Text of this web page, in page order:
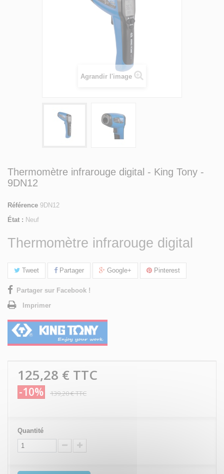
Agrandir l'image
Thermomètre infrarouge digital - King Tony -
9DN12
Référence 9DN12
État : Neuf
Thermomètre infrarouge digital
Tweet Partager Google+ Pinterest
Partager sur Facebook !
Imprimer
125,28 € TTC
-10% 139,20 €TTC
Quantité